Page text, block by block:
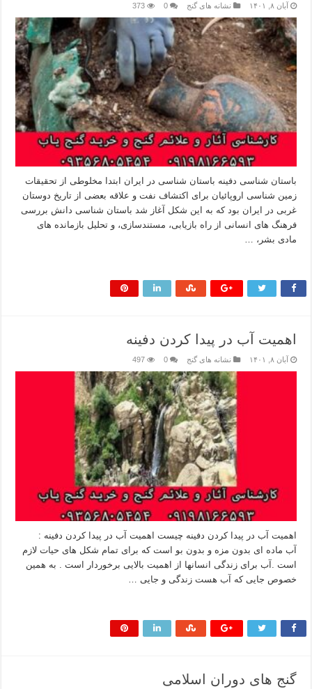
آبان ۸, ۱۴۰۱ نشانه های گنج 0
373
باستان شناسی دفینه باستان شناسی در ایران ابتدا مخلوطی از تحقیقات
زمین شناسی اروپائیان برای اکتشاف نفت و علاقه بعضی از تاریخ دوستان
غربی در ایران بود که به این شکل آغاز شد باستان شناسی دانش بررسی
فرهنگ های انسانی از راه بازیابی، مستندسازی، و تحلیل بازمانده های
مادی بشر، …
اهمیت آب در پیدا کردن دفینه
آبان ۸, ۱۴۰۱ نشانه های گنج 0
497
اهمیت آب در پیدا کردن دفینه چیست اهمیت آب در پیدا کردن دفینه :
آب ماده ای بدون مزه و بدون بو است که برای تمام شکل های حیات لازم
است .آب برای زندگی انسانها از اهمیت بالایی برخوردار است . به همین
خصوص جایی که آب هست زندگی و جایی …
گنج های دوران اسلامی